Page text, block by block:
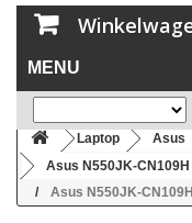
MENU
Laptop Asus
Asus N550JK-CN109H
Asus N550JK-